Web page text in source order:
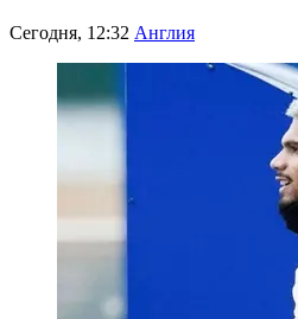
Сегодня, 12:32 Англия